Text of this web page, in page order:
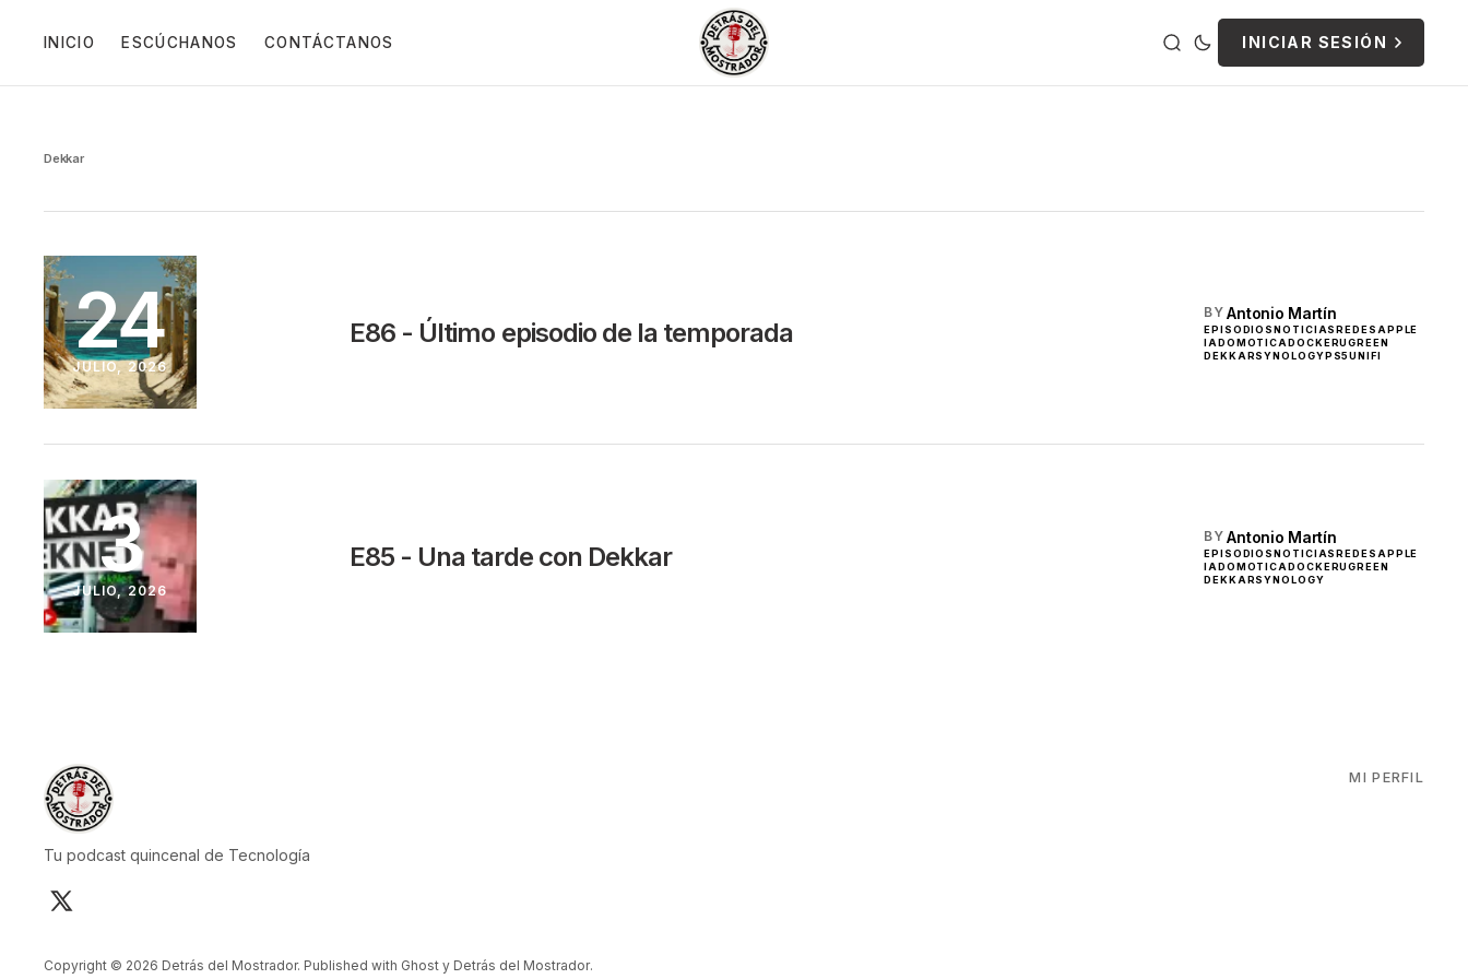
INICIO ESCÚCHANOS CONTÁCTANOS INICIAR SESIÓN
Dekkar
24
JULIO, 2026
E86 - Último episodio de la temporada
BY Antonio Martín
EPISODIOSNOTICIASREDES APPLE
IADOMOTICADOCKERUGREEN
DEKKARSYNOLOGYPS5UNIFI
3
JULIO, 2026
E85 - Una tarde con Dekkar
BY Antonio Martín
EPISODIOSNOTICIASREDES APPLE
IADOMOTICADOCKERUGREEN
DEKKARSYNOLOGY
Tu podcast quincenal de Tecnología
MI PERFIL
Copyright © 2026 Detrás del Mostrador. Published with Ghost y Detrás del Mostrador.